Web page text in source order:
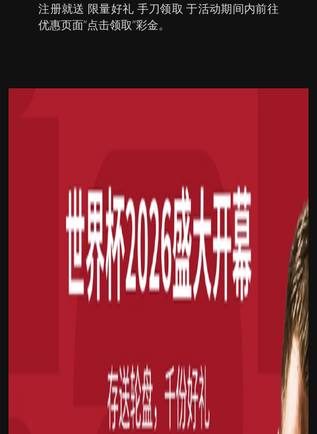
注册就送 限量好礼 手刀领取 于活动期间内前往
优惠页面”点击领取”彩金。